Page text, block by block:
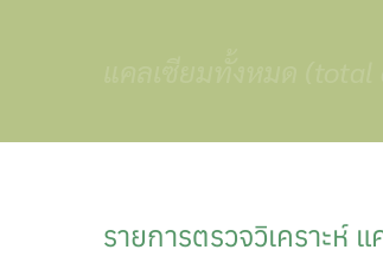
รายการตรวจวิเคราะห์